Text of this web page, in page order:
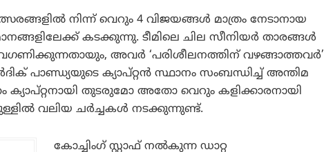
നിന്ന് വെറും 4 വിജയങ്ങൾ മാത്രം നേടാനായ
കടക്കുന്നു. ടീമിലെ ചില സീനിയർ താരങ്ങൾ
അവർ ‘പരിശീലനത്തിന് വഴങ്ങാത്തവർ’
പാണ്ഡ്യയുടെ ക്യാപ്റ്റൻ സ്ഥാനം സംബന്ധിച്ച് അന്തിമ
ക്യാപ്റ്റനായി തുടരുമോ അതോ വെറും കളിക്കാരനായി
വലിയ ചർച്ചകൾ നടക്കുന്നുണ്ട്.
കോച്ചിംഗ് സ്റ്റാഫ് നൽകുന്ന ഡാറ്റ